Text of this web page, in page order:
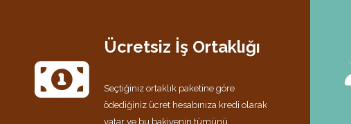
Ücretsiz İş Ortaklığı
Seçtiğiniz ortaklık paketine göre
ödediğiniz ücret hesabınıza kredi olarak
yatar ve bu bakiyenin tümünü